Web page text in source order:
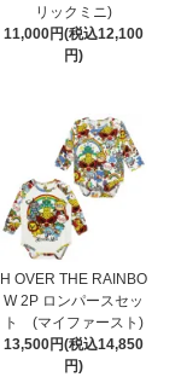
リックミニ)
11,000円(税込12,100
円)
H OVER THE RAINBO
W 2P ロンパースセッ
ト (マイファースト)
13,500円(税込14,850
円)